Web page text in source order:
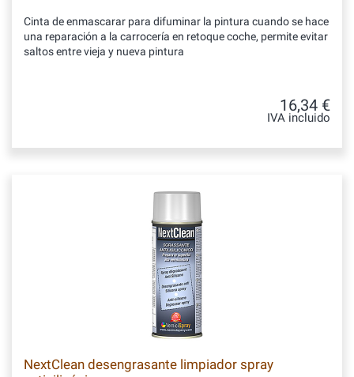
Cinta de enmascarar para difuminar la pintura cuando se hace
una reparación a la carrocería en retoque coche, permite evitar
saltos entre vieja y nueva pintura
16,34 €
IVA incluido
NextClean desengrasante limpiador spray